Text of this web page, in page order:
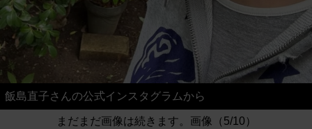
飯島直子さんの公式インスタグラムから
まだまだ画像は続きます。画像（5/10）